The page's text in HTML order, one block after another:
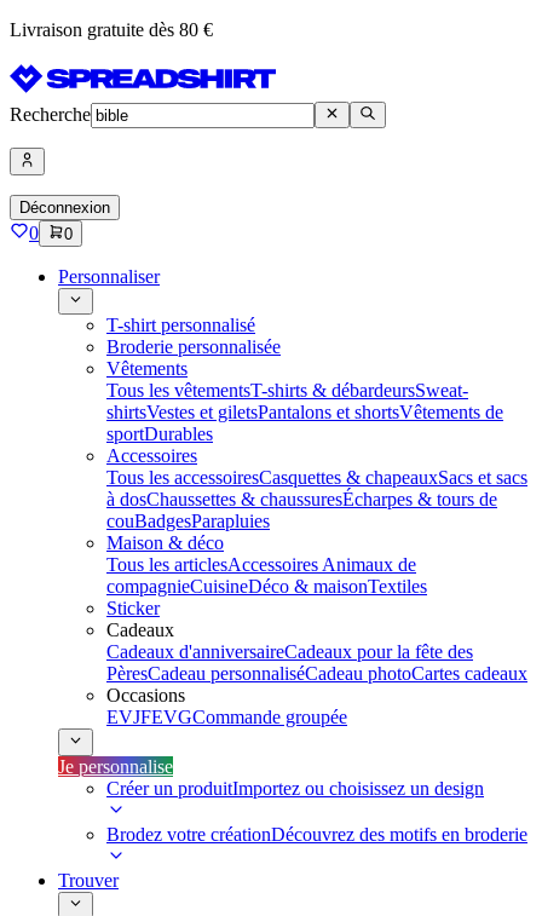
Livraison gratuite dès 80 €
Recherche
Déconnexion
0 0
Personnaliser
T-shirt personnalisé
Broderie personnalisée
Vêtements
Tous les vêtementsT-shirts & débardeursSweat-
shirtsVestes et giletsPantalons et shortsVêtements de
sportDurables
Accessoires
Tous les accessoiresCasquettes & chapeauxSacs et sacs
à dosChaussettes & chaussuresÉcharpes & tours de
couBadgesParapluies
Maison & déco
Tous les articlesAccessoires Animaux de
compagnieCuisineDéco & maisonTextiles
Sticker
Cadeaux
Cadeaux d'anniversaireCadeaux pour la fête des
PèresCadeau personnaliséCadeau photoCartes cadeaux
Occasions
EVJFEVGCommande groupée
Je personnalise
Créer un produitImportez ou choisissez un design
Brodez votre créationDécouvrez des motifs en broderie
Trouver